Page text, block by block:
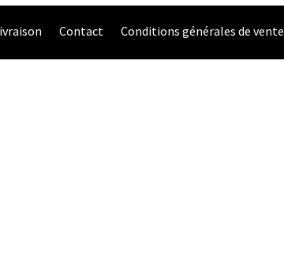
Contact Conditions générales de vente